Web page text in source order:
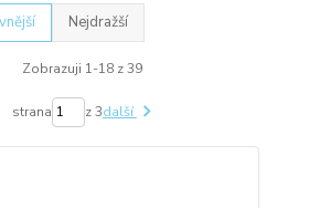
Nejdražší
Zobrazuji 1-18 z 39
strana z 3další